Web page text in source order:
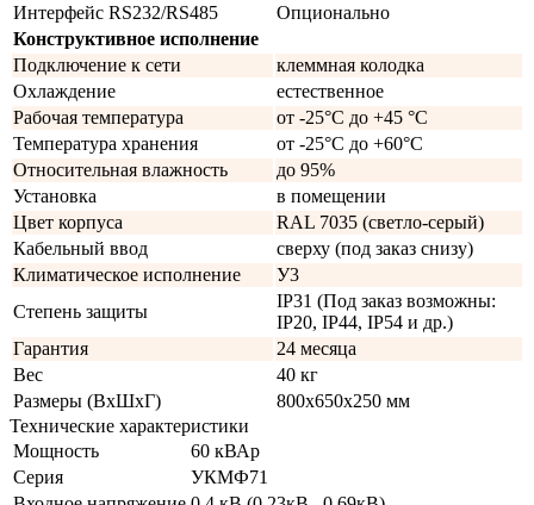
Интерфейс RS232/RS485
Опционально
Конструктивное исполнение
Подключение к сети
клеммная колодка
Охлаждение
естественное
Рабочая температура
от -25°C до +45 °C
Температура хранения
от -25°C до +60°C
Относительная влажность
до 95%
Установка
в помещении
Цвет корпуса
RAL 7035 (светло-серый)
Кабельный ввод
сверху (под заказ снизу)
Климатическое исполнение
У3
Степень защиты
IP31 (Под заказ возможны:
IP20, IP44, IP54 и др.)
Гарантия
24 месяца
Вес
40 кг
Размеры (ВхШхГ)
800х650х250 мм
Технические характеристики
Мощность
60 кВАр
Серия
УКМФ71